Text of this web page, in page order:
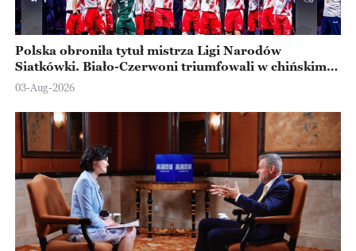
Polska obroniła tytuł mistrza Ligi Narodów
Siatkówki. Biało-Czerwoni triumfowali w chińskim
Ningbo
03-Aug-2026